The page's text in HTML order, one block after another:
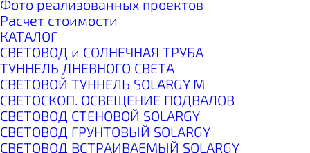
Фото реализованных проектов
Расчет стоимости
КАТАЛОГ
СВЕТОВОД и СОЛНЕЧНАЯ ТРУБА
ТУННЕЛЬ ДНЕВНОГО СВЕТА
СВЕТОВОЙ ТУННЕЛЬ SOLARGY М
СВЕТОСКОП. ОСВЕЩЕНИЕ ПОДВАЛОВ
СВЕТОВОД СТЕНОВОЙ SOLARGY
СВЕТОВОД ГРУНТОВЫЙ SOLARGY
СВЕТОВОД ВСТРАИВАЕМЫЙ SOLARGY